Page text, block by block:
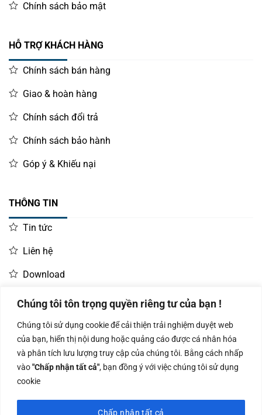
Chúng tôi tôn trọng quyền riêng tư của bạn !
Chúng tôi sử dụng cookie để cải thiện trải nghiệm duyệt web
của bạn, hiển thị nội dung hoặc quảng cáo được cá nhân hóa
và phân tích lưu lượng truy cập của chúng tôi. Bằng cách nhấp
vào"Chấp nhận tất cả", bạn đồng ý với việc chúng tôi sử dụng
cookie
Chấp nhận tất cả
Chính sách bảo mật
HỖ TRỢ KHÁCH HÀNG
Chính sách bán hàng
Giao & hoàn hàng
Chính sách đổi trả
Chính sách bảo hành
Góp ý & Khiếu nại
THÔNG TIN
Tin tức
Liên hệ
Download
Kinh doanh:
0966.93.1717
KD Dự Án: 0987
835 345
Kế Toán:
0987.919.040